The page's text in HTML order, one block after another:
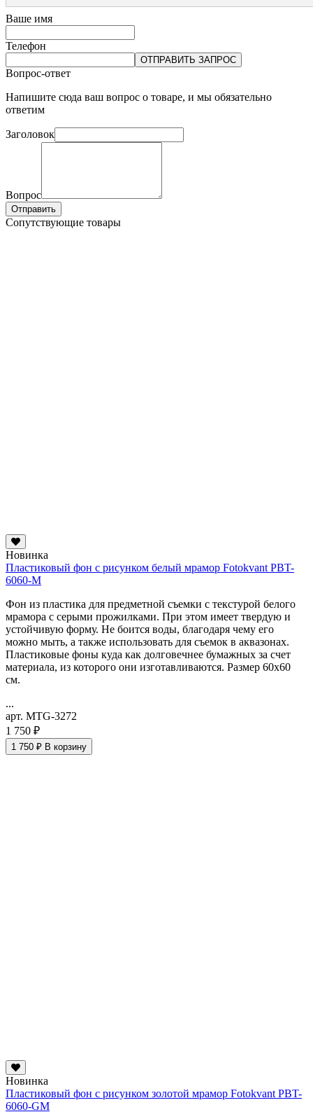
Ваше имя
Телефон
ОТПРАВИТЬ ЗАПРОС
Вопрос-ответ
Напишите сюда ваш вопрос о товаре, и мы обязательно
ответим
Заголовок
Вопрос
Отправить
Сопутствующие товары
Новинка
Пластиковый фон с рисунком белый мрамор Fotokvant PBT-
6060-M
Фон из пластика для предметной съемки с текстурой белого
мрамора с серыми прожилками. При этом имеет твердую и
устойчивую форму. Не боится воды, благодаря чему его
можно мыть, а также использовать для съемок в аквазонах.
Пластиковые фоны куда как долговечнее бумажных за счет
материала, из которого они изготавливаются. Размер 60х60
см.
...
арт. MTG-3272
1 750 ₽
1 750 ₽ В корзину
Новинка
Пластиковый фон с рисунком золотой мрамор Fotokvant PBT-
6060-GM